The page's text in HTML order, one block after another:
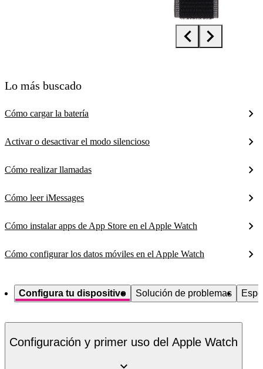
Lo más buscado
Cómo cargar la batería
Activar o desactivar el modo silencioso
Cómo realizar llamadas
Cómo leer iMessages
Cómo instalar apps de App Store en el Apple Watch
Cómo configurar los datos móviles en el Apple Watch
Configura tu dispositivo Solución de problemas
Configuración y primer uso del Apple Watch